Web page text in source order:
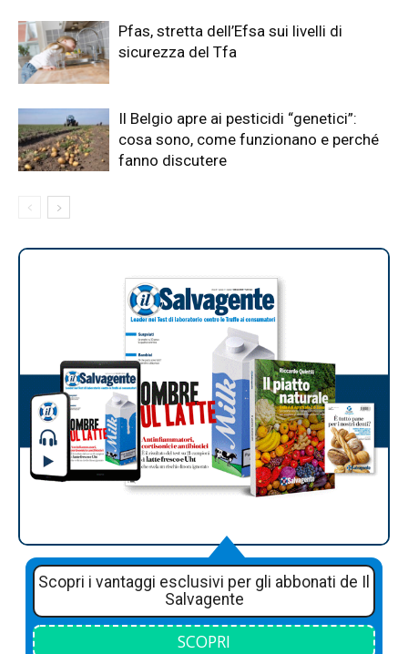
Pfas, stretta dell’Efsa sui livelli di
sicurezza del Tfa
Il Belgio apre ai pesticidi “genetici”:
cosa sono, come funzionano e perché
fanno discutere
Scopri i vantaggi esclusivi per gli abbonati de Il
Salvagente
SCOPRI